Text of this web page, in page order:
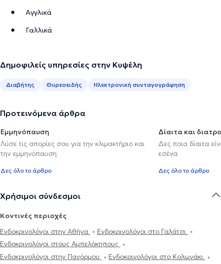
Αγγλικά
Γαλλικά
Δημοφιλείς υπηρεσίες στην Κυψέλη
Διαβήτης Θυρεοειδής Ηλεκτρονική συνταγογράφηση
Προτεινόμενα άρθρα
Εμμηνόπαυση
Λύσε τις απορίες σου για την κλιμακτήριο και
την εμμηνόπαυση
Δες όλο το άρθρο
Δίαιτα και
Δες ποια δίαιτα
εσένα
Δες όλο το άρθρο
Χρήσιμοι σύνδεσμοι
Κοντινές περιοχές
Ενδοκρινολόγοι στην Αθήνα
Ενδοκρινολόγοι στο Γαλάτσι
Ενδοκρινολόγοι στους Αμπελόκηπους
Ενδοκρινολόγοι στην Πανόρμου
Ενδοκρινολόγοι στο Κολωνάκι